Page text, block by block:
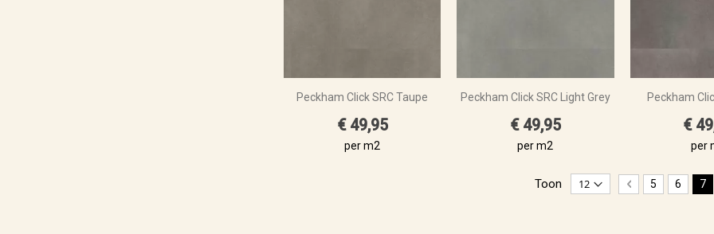
Peckham Click SRC Taupe
€ 49,95
per m2
Peckham Click SRC Light Grey
€ 49,95
per m2
Peckham
€
per
Pagina
Pagina
VorigePagina
5 Pagina
6 U
7
Toon